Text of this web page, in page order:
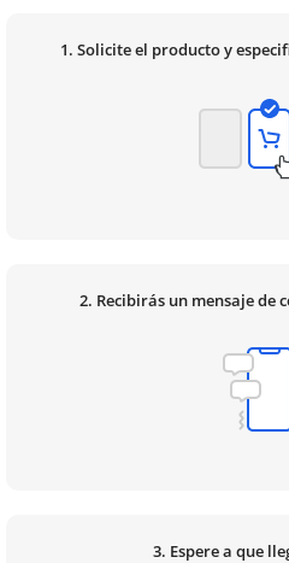
1. Solicite el producto y
2. Recibirás un mensaje de
3. Espere a que